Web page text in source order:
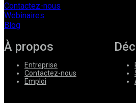
Partenaires
Fournisseurs
Contactez-nous
Webinaires
Blog
À propos
Entreprise
Contactez-nous
Emploi